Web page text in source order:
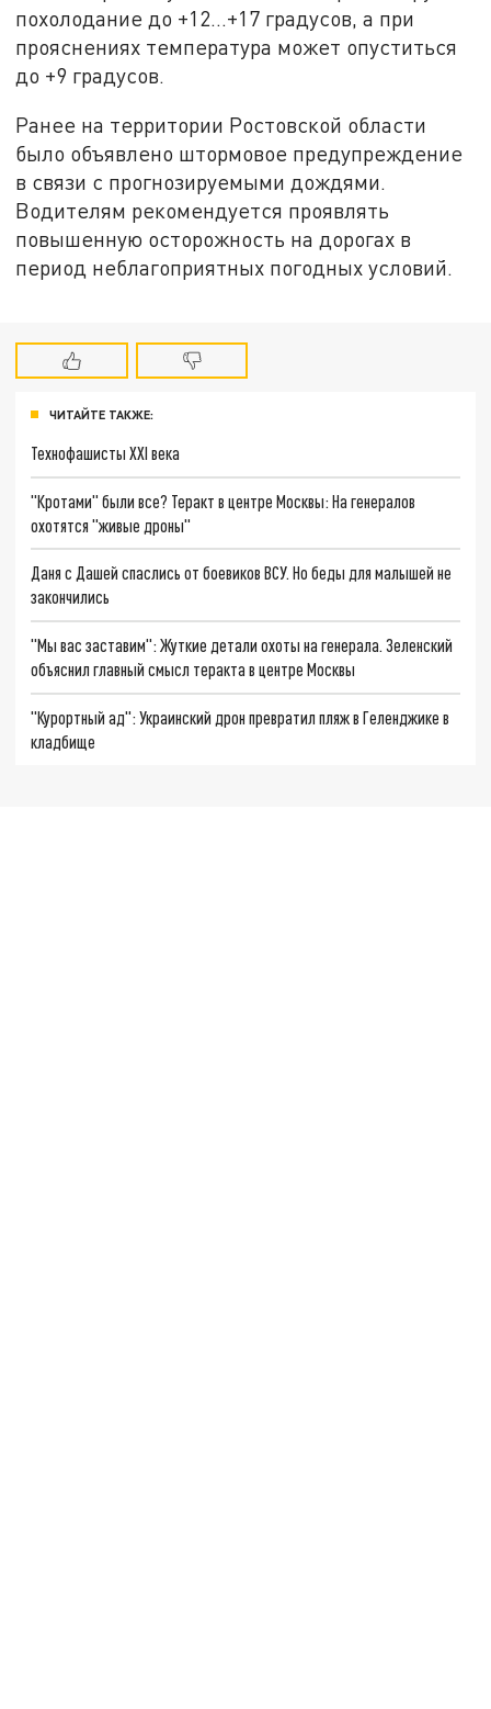
похолодание до +12…+17 градусов, а при
прояснениях температура может опуститься
до +9 градусов.
Ранее на территории Ростовской области
было объявлено штормовое предупреждение
в связи с прогнозируемыми дождями.
Водителям рекомендуется проявлять
повышенную осторожность на дорогах в
период неблагоприятных погодных условий.
ЧИТАЙТЕ ТАКЖЕ:
Технофашисты XXI века
"Кротами" были все? Теракт в центре Москвы: На генералов
охотятся "живые дроны"
Даня с Дашей спаслись от боевиков ВСУ. Но беды для малышей не
закончились
"Мы вас заставим": Жуткие детали охоты на генерала. Зеленский
объяснил главный смысл теракта в центре Москвы
"Курортный ад": Украинский дрон превратил пляж в Геленджике в
кладбище